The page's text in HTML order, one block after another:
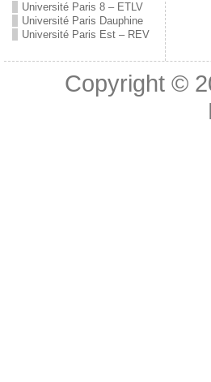
Université Paris 8 – ETLV
Université Paris Dauphine
Université Paris Est – REV
Copyright ©